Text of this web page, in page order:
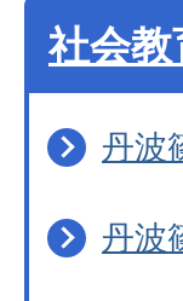
社会教
丹波
丹波